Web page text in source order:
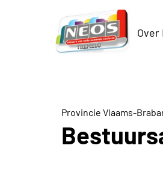
Over
Provincie Vlaams-